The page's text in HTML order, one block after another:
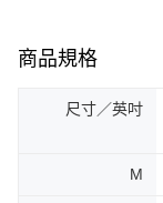
商品規格
尺寸／英吋
M